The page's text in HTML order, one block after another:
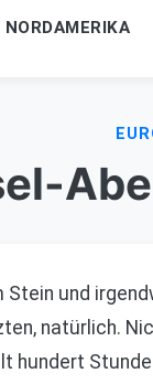
NORDAMERIKA
Stein und
natürlich.
hundert